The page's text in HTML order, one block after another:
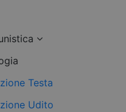
Testa
Udito